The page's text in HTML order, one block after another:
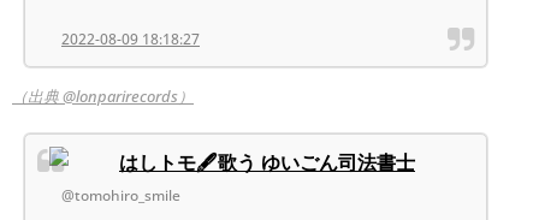
2022-08-09 18:18:27
（出典 @lonparirecords）
はしトモ🖋歌う ゆいごん司法書士
@tomohiro_smile